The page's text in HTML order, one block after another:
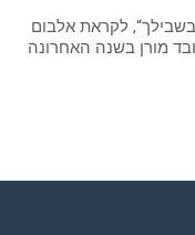
לקראת אלבום
מורן בשנה האחרונה